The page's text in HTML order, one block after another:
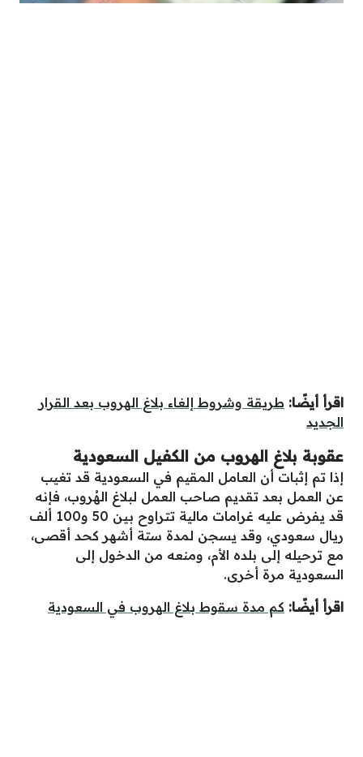
اقرأ أيضًا: طريقة وشروط إلغاء بلاغ الهروب بعد القرار
الجديد
عقوبة بلاغ الهروب من الكفيل السعودية
إذا تم إثبات أن العامل المقيم في السعودية قد تغيب
عن العمل بعد تقديم صاحب العمل لبلاغ الهُروب، فإنه
قد يفرض عليه غرامات مالية تتراوح بين 50 و100 ألف
ريال سعودي، وقد يسجن لمدة ستة أشهر كحد أقصى،
مع ترحيله إلى بلده الأم، ومنعه من الدخول إلى
السعودية مرة أخرى.
اقرأ أيضًا: كم مدة سقوط بلاغ الهروب في السعودية